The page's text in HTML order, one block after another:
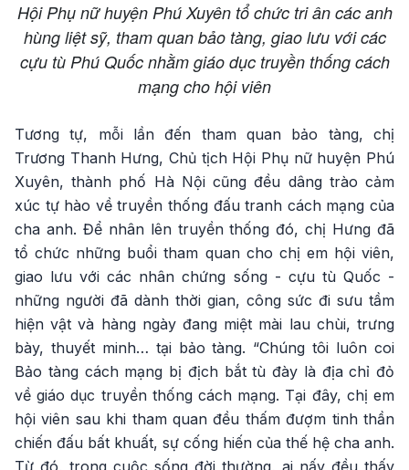
Hội Phụ nữ huyện Phú Xuyên tổ chức tri ân các anh
hùng liệt sỹ, tham quan bảo tàng, giao lưu với các
cựu tù Phú Quốc nhằm giáo dục truyền thống cách
mạng cho hội viên
Tương tự, mỗi lần đến tham quan bảo tàng, chị
Trương Thanh Hưng, Chủ tịch Hội Phụ nữ huyện Phú
Xuyên, thành phố Hà Nội cũng đều dâng trào cảm
xúc tự hào về truyền thống đấu tranh cách mạng của
cha anh. Để nhân lên truyền thống đó, chị Hưng đã
tổ chức những buổi tham quan cho chị em hội viên,
giao lưu với các nhân chứng sống - cựu tù Quốc -
những người đã dành thời gian, công sức đi sưu tầm
hiện vật và hàng ngày đang miệt mài lau chùi, trưng
bày, thuyết minh… tại bảo tàng. “Chúng tôi luôn coi
Bảo tàng cách mạng bị địch bắt tù đày là địa chỉ đỏ
về giáo dục truyền thống cách mạng. Tại đây, chị em
hội viên sau khi tham quan đều thấm đượm tinh thần
chiến đấu bất khuất, sự cống hiến của thế hệ cha anh.